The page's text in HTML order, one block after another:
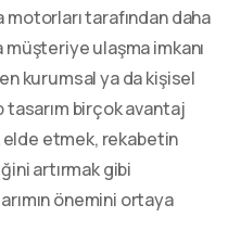
tarafından daha
ulaşma imkanı
kurumsal ya da kişisel
tasarım birçok avantaj
elde etmek, rekabetin
artırmak gibi
önemini ortaya